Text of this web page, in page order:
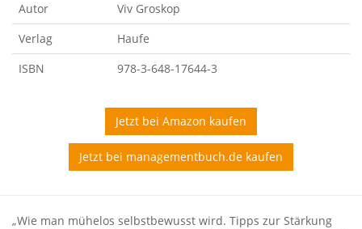
Autor
Viv Groskop
Verlag
Haufe
ISBN
978-3-648-17644-3
Jetzt bei Amazon kaufen
Jetzt bei managementbuch.de kaufen
„Wie man mühelos selbstbewusst wird. Tipps zur Stärkung